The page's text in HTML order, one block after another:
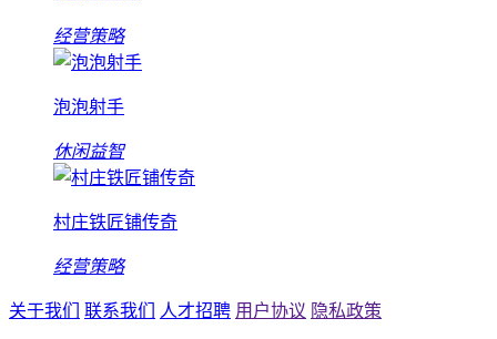
经营策略
泡泡射手
休闲益智
村庄铁匠铺传奇
经营策略
关于我们 联系我们 人才招聘 用户协议 隐私政策